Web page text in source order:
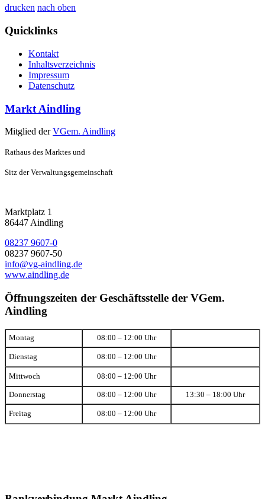
drucken nach oben
Quicklinks
Kontakt
Inhaltsverzeichnis
Impressum
Datenschutz
Markt Aindling
Mitglied derVGem. Aindling
Rathaus des Marktes und
Sitz der Verwaltungsgemeinschaft
Marktplatz 1
86447 Aindling
08237 9607-0
08237 9607-50
info@vg-aindling.de
www.aindling.de
Öffnungszeiten der Geschäftsstelle der VGem.
Aindling
Montag 08:00 – 12:00 Uhr
Dienstag 08:00 – 12:00 Uhr
Mittwoch 08:00 – 12:00 Uhr
Donnerstag 08:00 – 12:00 Uhr 13:30 – 18:00 Uhr
Freitag 08:00 – 12:00 Uhr